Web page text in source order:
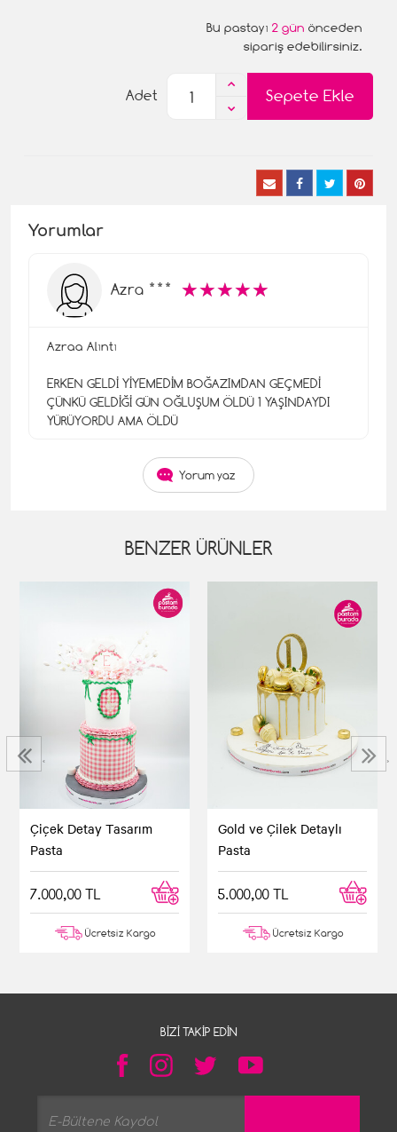
Bu pastayı 2 gün önceden
sipariş edebilirsiniz.
Sepete Ekle
Adet
Yorumlar
Azra *** ☆☆☆☆☆
★★★★★
Azraa Alıntı
ERKEN GELDİ YİYEMEDİM BOĞAZIMDAN GEÇMEDİ
ÇÜNKÜ GELDİĞİ GÜN OĞLUŞUM ÖLDÜ 1 YAŞINDAYDI
YÜRÜYORDU AMA ÖLDÜ
Yorum yaz
BENZER ÜRÜNLER
Çiçek Detay Tasarım
Pasta
7.000,00 TL
Ücretsiz Kargo
Gold ve Çilek Detaylı
Pasta
5.000,00 TL
Ücretsiz Kargo
‹ ›
BIZI TAKIP EDIN